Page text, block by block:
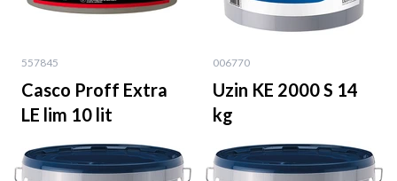
557845
Casco Proff Extra
LE lim 10 lit
006770
Uzin KE 2000 S 14
kg